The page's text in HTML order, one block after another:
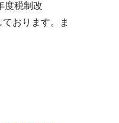
度税制改
おります。ま